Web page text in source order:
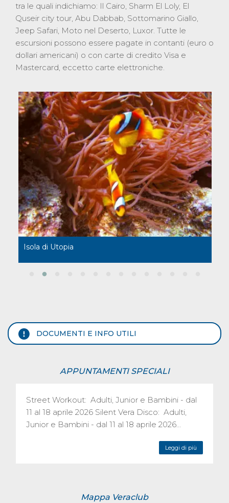
tra le quali indichiamo: Il Cairo, Sharm El Loly, El
Quseir city tour, Abu Dabbab, Sottomarino Giallo,
Jeep Safari, Moto nel Deserto, Luxor. Tutte le
escursioni possono essere pagate in contanti (euro o
dollari americani) o con carte di credito Visa e
Mastercard, eccetto carte elettroniche.
Isola di Utopia
DOCUMENTI E INFO UTILI
APPUNTAMENTI SPECIALI
Street Workout: Adulti, Junior e Bambini - dal
11 al 18 aprile 2026 Silent Vera Disco: Adulti,
Junior e Bambini - dal 11 al 18 aprile 2026...
Leggi di più
Mappa Veraclub